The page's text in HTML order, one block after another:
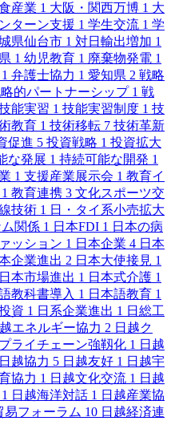
産業 1 大阪・関西万博 1 大
ターン支援 1 学生交流 1 学
県仙台市 1 対日輸出増加 1
1 幼児教育 1 廃棄物発電 1
1 弁護士協力 1 愛知県 2 戦略
的パートナーシップ 1 戦
能実習 1 技能実習制度 1 技
教育 1 技術移転 7 技術革新
促進 5 投資戦略 1 投資拡大
な発展 1 持続可能な開発 1
1 支援産業展示会 1 教育イ
1 教育連携 3 文化スポーツ交
技術 1 日・タイ系小売拡大
関係 1 日本FDI 1 日本の病
ッション 1 日本企業 4 日本
企業進出 2 日本大使接見 1
日本市場進出 1 日本式介護 1
教科書導入 1 日本語教育 1
資 1 日系企業進出 1 日総工
エネルギー協力 2 日越ク
ライチェーン強靱化 1 日越
日越協力 5 日越友好 1 日越宇
協力 1 日越文化交流 1 日越
1 日越海洋対話 1 日越産業協
易フォーラム 10 日越経済連